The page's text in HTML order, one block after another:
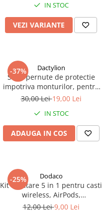
pentru confort si ajustare
personalizata
IN STOC
VEZI VARIANTE
-37% Dactylion
Set 8 pernute de protectie
impotriva monturilor, pentru
picior si degete, din silicon -
30,00 Lei19,00 Lei
IN STOC
ADAUGA IN COS
-25% Dodaco
Kit curatare 5 in 1 pentru casti
wireless, AirPods,
smartphone, tastatura si
12,00 Lei9,00 Lei